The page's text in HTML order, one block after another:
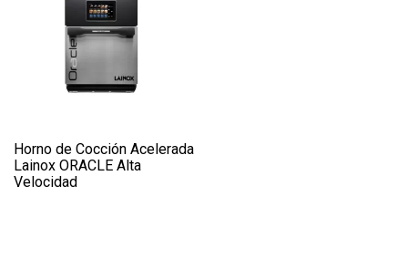
Horno de Cocción Acelerada
Lainox ORACLE Alta
Velocidad